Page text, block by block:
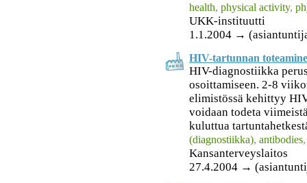
health, physical activity,
UKK-instituutti
1.1.2004 →
HIV-tartunnan
HIV-diagnostiikka
osoittamiseen. 2-8
elimistössä kehittyy
voidaan todeta
kuluttua
(diagnostiikka), antibodies
Kansanterveyslaitos
27.4.2004 →